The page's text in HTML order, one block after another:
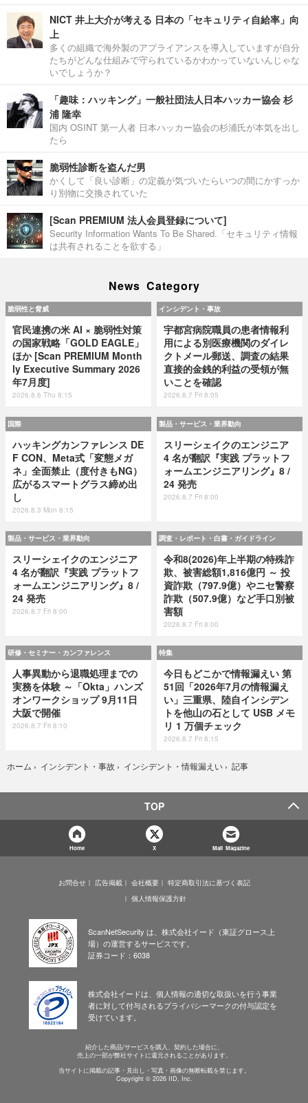
NICT 井上大介が考える 日本の「セキュリティ自給率」向
上
多くの組織で海外製のアプライアンスを導入していますが自分
たちがどんな仕組みで守られているかわかっていないんじゃな
いでしょうか？
「趣味：ハッキング」一般社団法人日本ハッカー協会 杉
浦 隆幸
国内 OSINT 第一人者 日本ハッカー協会の杉浦氏が本気を出し
たら
脆弱性診断を盗んだ男
かくして「良い診断」の定義が気づいたらいつの間にかすっか
り別物に交換されていた
[Scan PREMIUM 法人会員登録について]
Security Information Wants To Be Shared.「セキュリティ情報
は共有されることを欲する」
News Category
脆弱性と脅威
官民連携の米 AI × 脆弱性対策
の国家戦略「GOLD EAGLE」
ほか [Scan PREMIUM Month
ly Executive Summary 2026
年7月度]
2026.8.6 Thu 8:15
インシデント・事故
宇都宮病院職員の患者情報利
用による別医療機関のダイレ
クトメール郵送、調査の結果
直接的金銭的利益の受領が無
いことを確認
2026.8.7 Fri 8:05
国際
ハッキングカンファレンス DE
F CON、Meta式「変態メガ
ネ」全面禁止（度付きもNG）
広がるスマートグラス締め出
し
2026.8.3 Mon 8:15
製品・サービス・業界動向
スリーシェイクのエンジニア
4 名が翻訳『実践 プラットフ
ォームエンジニアリング』8 /
24 発売
2026.8.7 Fri 8:00
製品・サービス・業界動向
スリーシェイクのエンジニア
4 名が翻訳『実践 プラットフ
ォームエンジニアリング』8 /
24 発売
2026.8.7 Fri 8:00
調査・レポート・白書・ガイドライン
令和8(2026)年上半期の特殊詐
欺、被害総額1,816億円 ～ 投
資詐欺（797.9億）やニセ警察
詐欺（507.9億）など手口別被
害額
2026.8.7 Fri 8:00
研修・セミナー・カンファレンス
人事異動から退職処理までの
実務を体験 ～「Okta」ハンズ
オンワークショップ 9月11日
大阪で開催
2026.8.7 Fri 8:10
特集
今日もどこかで情報漏えい 第
51回「2026年7月の情報漏え
い」三重県、陸自インシデン
トを他山の石として USB メモ
リ 1 万個チェック
2026.8.7 Fri 8:15
ホーム › インシデント・事故 › インシデント・情報漏えい › 記事
TOP
Home X Mail Magazine
お問合せ 広告掲載 会社概要
特定商取引法に基づく表記
個人情報保護方針
ScanNetSecurity は、株式会社イード（東証グロース上
場）の運営するサービスです。
証券コード：6038
株式会社イードは、個人情報の適切な取扱いを行う事業
者に対して付与されるプライバシーマークの付与認定を
受けています。
紹介した商品/サービスを購入、契約した場合に、
売上の一部が弊社サイトに還元されることがあります。
当サイトに掲載の記事・見出し・写真・画像の無断転載を禁じます。
Copyright © 2026 IID, Inc.